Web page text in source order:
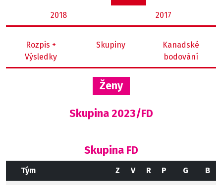
2018 2017
Rozpis +
Výsledky
Skupiny
Kanadské
bodování
Ženy
Skupina 2023/FD
Skupina FD
Tým Z V R P G B